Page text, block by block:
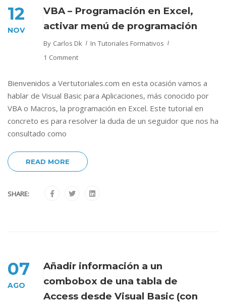
12
NOV
VBA – Programación en Excel,
activar menú de programación
By Carlos Dk In Tutoriales Formativos
1 Comment
Bienvenidos a Vertutoriales.com en esta ocasión vamos a
hablar de Visual Basic para Aplicaciones, más conocido por
VBA o Macros, la programación en Excel. Este tutorial en
concreto es para resolver la duda de un seguidor que nos ha
consultado como
READ MORE
SHARE:
07
AGO
Añadir información a un
combobox de una tabla de
Access desde Visual Basic (con